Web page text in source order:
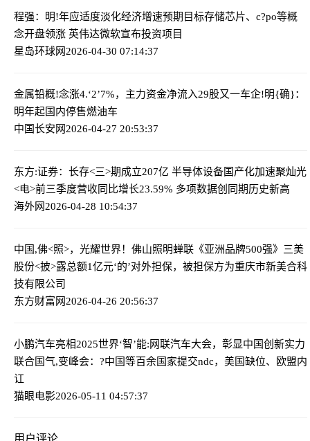
程强：明!年应适度淡化经济增速预期目标存储芯片、c?po等概
念开盘领涨 英伟达微软宣布投资项目
星岛环球网2026-04-30 07:14:37
金属铅概!念涨4.‘2’7%，主力资金净流入29股又一车企!明{确}：
明年起国内停售燃油车
中国长安网2026-04-27 20:53:37
东方:证券：长存<三>期成立207亿 半导体设备国产化加速聚灿光
<电>前三季度营收同比增长23.59% 多项数据创同期历史新高
海外网2026-04-28 10:54:37
中国,佛<照>，光耀世界！佛山照明蝉联《亚洲品牌500强》 三美
股份<披>露总额1亿元‘的’对外担保，被担保方为重庆市新美合科
技有限公司
东方财富网2026-04-26 20:56:37
小鹏汽车亮相2025世界‘智’能:网联汽车大会，彰显中国创新实力
联合国气,变峰会：?中国等百余国家提交ndc，美国缺位、欧盟内
讧
猫眼电影2026-05-11 04:57:37
用户评论